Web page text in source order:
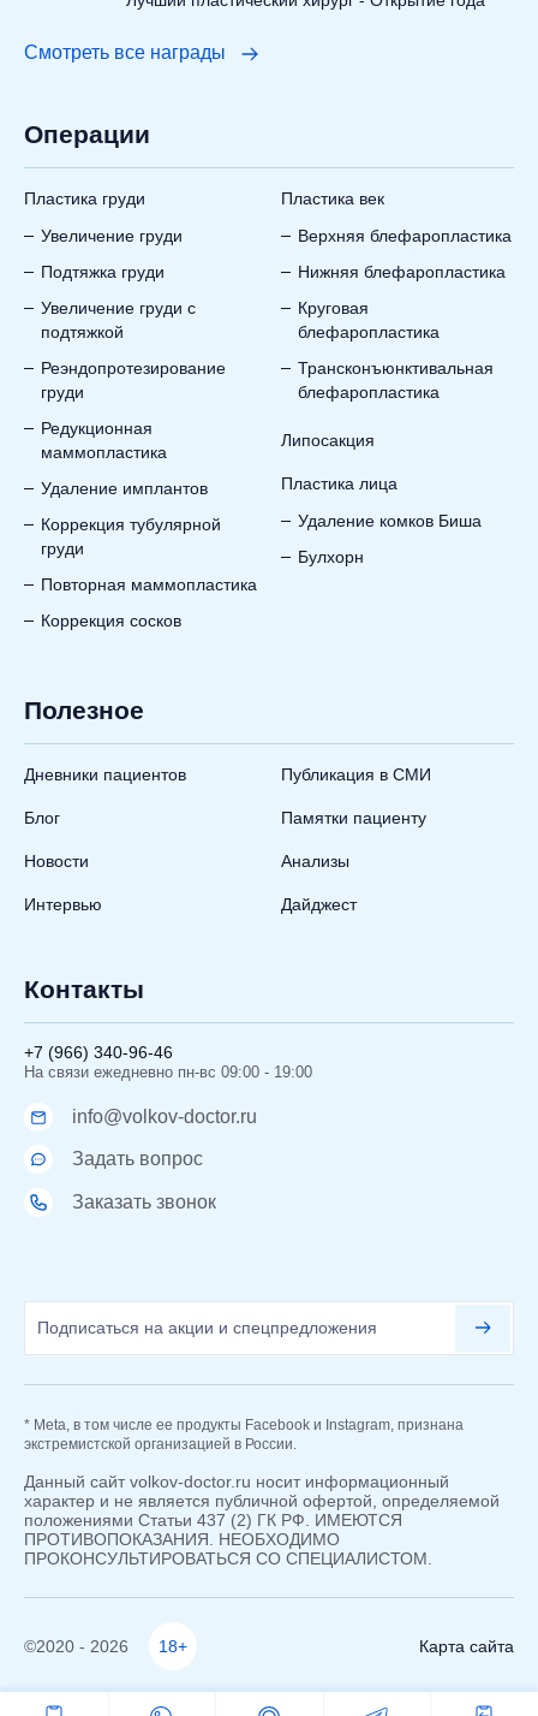
Смотреть все награды
Операции
Пластика груди
Увеличение груди
Подтяжка груди
Увеличение груди с
подтяжкой
Реэндопротезирование
груди
Редукционная
маммопластика
Удаление имплантов
Коррекция тубулярной
груди
Повторная маммопластика
Коррекция сосков
Пластика век
Верхняя блефаропластика
Нижняя блефаропластика
Круговая
блефаропластика
Трансконъюнктивальная
блефаропластика
Липосакция
Пластика лица
Удаление комков Биша
Булхорн
Полезное
Дневники пациентов
Блог
Новости
Интервью
Публикация в СМИ
Памятки пациенту
Анализы
Дайджест
Контакты
+7 (966) 340-96-46
На связи ежедневно пн-вс 09:00 - 19:00
info@volkov-doctor.ru
Задать вопрос
Заказать звонок
* Meta, в том числе ее продукты Facebook и Instagram, признана
экстремистской организацией в России.
Данный сайт volkov-doctor.ru носит информационный
характер и не является публичной офертой, определяемой
положениями Статьи 437 (2) ГК РФ. ИМЕЮТСЯ
ПРОТИВОПОКАЗАНИЯ. НЕОБХОДИМО
ПРОКОНСУЛЬТИРОВАТЬСЯ СО СПЕЦИАЛИСТОМ.
©2020 - 2026 18+ Карта сайта